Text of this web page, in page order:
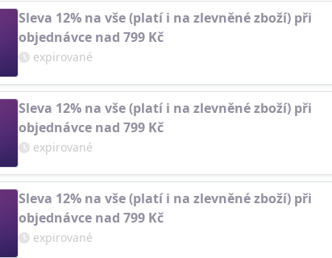
Sleva 12% na vše (platí i na zlevněné zboží) při
objednávce nad 799 Kč
expirované
Sleva 12% na vše (platí i na zlevněné zboží) při
objednávce nad 799 Kč
expirované
Sleva 12% na vše (platí i na zlevněné zboží) při
objednávce nad 799 Kč
expirované